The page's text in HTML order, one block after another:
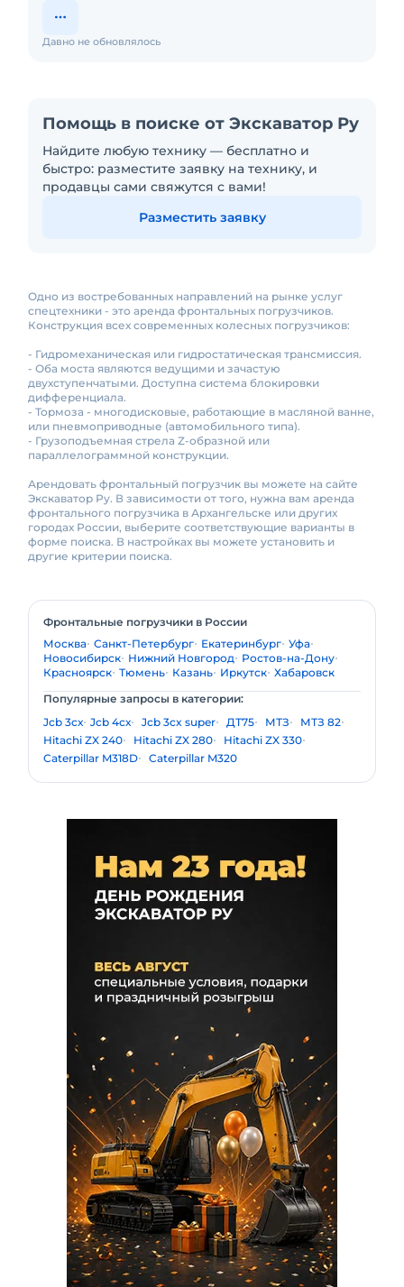
Давно не обновлялось
Помощь в поиске от Экскаватор Ру
Найдите любую технику — бесплатно и
быстро: разместите заявку на технику, и
продавцы сами свяжутся с вами!
Разместить заявку
Одно из востребованных направлений на рынке услуг
спецтехники - это аренда фронтальных погрузчиков.
Конструкция всех современных колесных погрузчиков:
- Гидромеханическая или гидростатическая трансмиссия.
- Оба моста являются ведущими и зачастую
двухступенчатыми. Доступна система блокировки
дифференциала.
- Тормоза - многодисковые, работающие в масляной ванне,
или пневмоприводные (автомобильного типа).
- Грузоподъемная стрела Z-образной или
параллелограммной конструкции.
Арендовать фронтальный погрузчик вы можете на сайте
Экскаватор Ру. В зависимости от того, нужна вам аренда
фронтального погрузчика в Архангельске или других
городах России, выберите соответствующие варианты в
форме поиска. В настройках вы можете установить и
другие критерии поиска.
Фронтальные погрузчики в России
Москва Санкт-Петербург Екатеринбург Уфа
Новосибирск Нижний Новгород Ростов-на-Дону
Красноярск Тюмень Казань Иркутск Хабаровск
Популярные запросы в категории:
Jcb 3cх Jcb 4сх Jcb 3cx super ДТ75 МТЗ
МТЗ 82
Hitachi ZX 240
Hitachi ZX 280
Hitachi ZX 330
Caterpillar M318D
Caterpillar M320